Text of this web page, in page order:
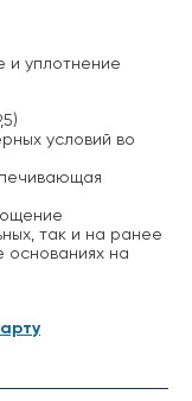
и уплотнение
условий во
так и на ранее
основаниях на